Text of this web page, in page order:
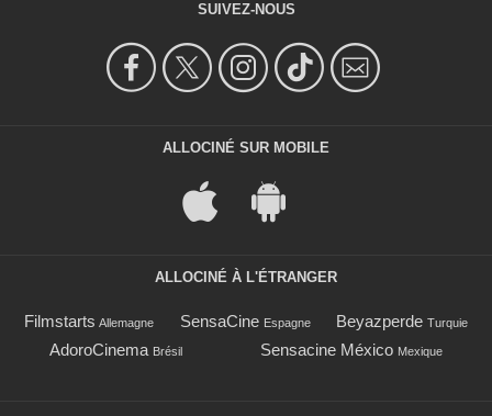
SUIVEZ-NOUS
ALLOCINÉ SUR MOBILE
ALLOCINÉ À L'ÉTRANGER
Filmstarts Allemagne SensaCine Espagne Beyazperde Turquie
AdoroCinema Brésil Sensacine México Mexique